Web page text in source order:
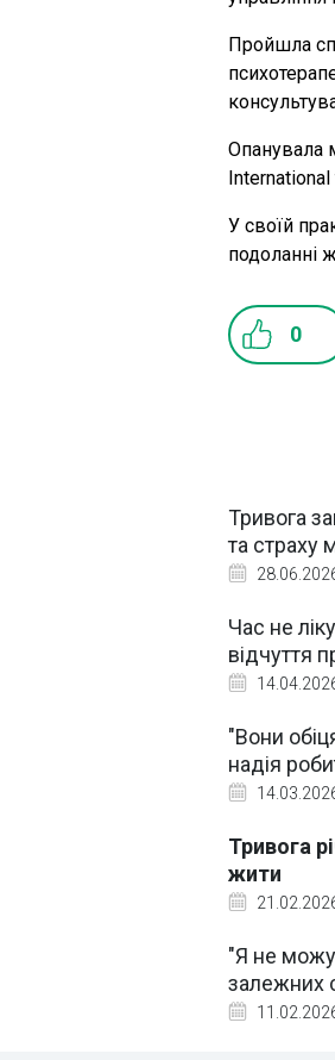
Пройшла
Опанувала
International
У своїй
подоланні
0
Тривога
та страху
Час не
відчуття
"Вони
надія
Тривога
жити
"Я не можу
залежних